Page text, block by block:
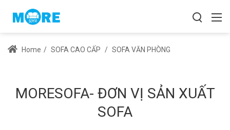
Home / SOFA CAO CẤP / SOFA VĂN PHÒNG
MORESOFA- ĐƠN VỊ SẢN XUẤT
SOFA